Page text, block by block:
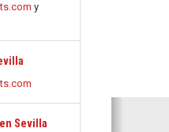
y
Sevilla